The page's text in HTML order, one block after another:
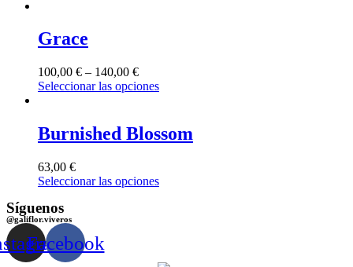
Grace
100,00 € – 140,00 €
Seleccionar las opciones
Burnished Blossom
63,00 €
Seleccionar las opciones
Síguenos
@galiflor.viveros
Facebook